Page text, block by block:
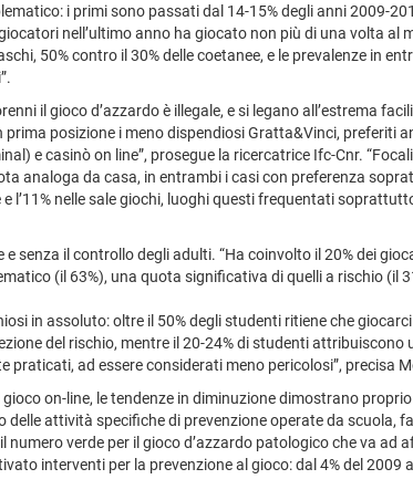
i primi sono passati dal 14-15% degli anni 2009-
nell’ultimo anno ha giocato non più di una volta al
50% contro il 30% delle coetanee, e le prevalenze in
il gioco d’azzardo è illegale, e si legano all’estrema
posizione i meno dispendiosi Gratta&Vinci, preferiti
e casinò on line”, prosegue la ricercatrice Ifc-Cnr.
analoga da casa, in entrambi i casi con preferenza
l’11% nelle sale giochi, luoghi questi frequentati
senza il controllo degli adulti. “Ha coinvolto il 20% dei
(il 63%), una quota significativa di quelli a rischio (il
in assoluto: oltre il 50% degli studenti ritiene che
del rischio, mentre il 20-24% di studenti
praticati, ad essere considerati meno pericolosi”, precisa
on-line, le tendenze in diminuzione dimostrano
attività specifiche di prevenzione operate da scuola,
verde per il gioco d’azzardo patologico che va ad
interventi per la prevenzione al gioco: dal 4% del 2009